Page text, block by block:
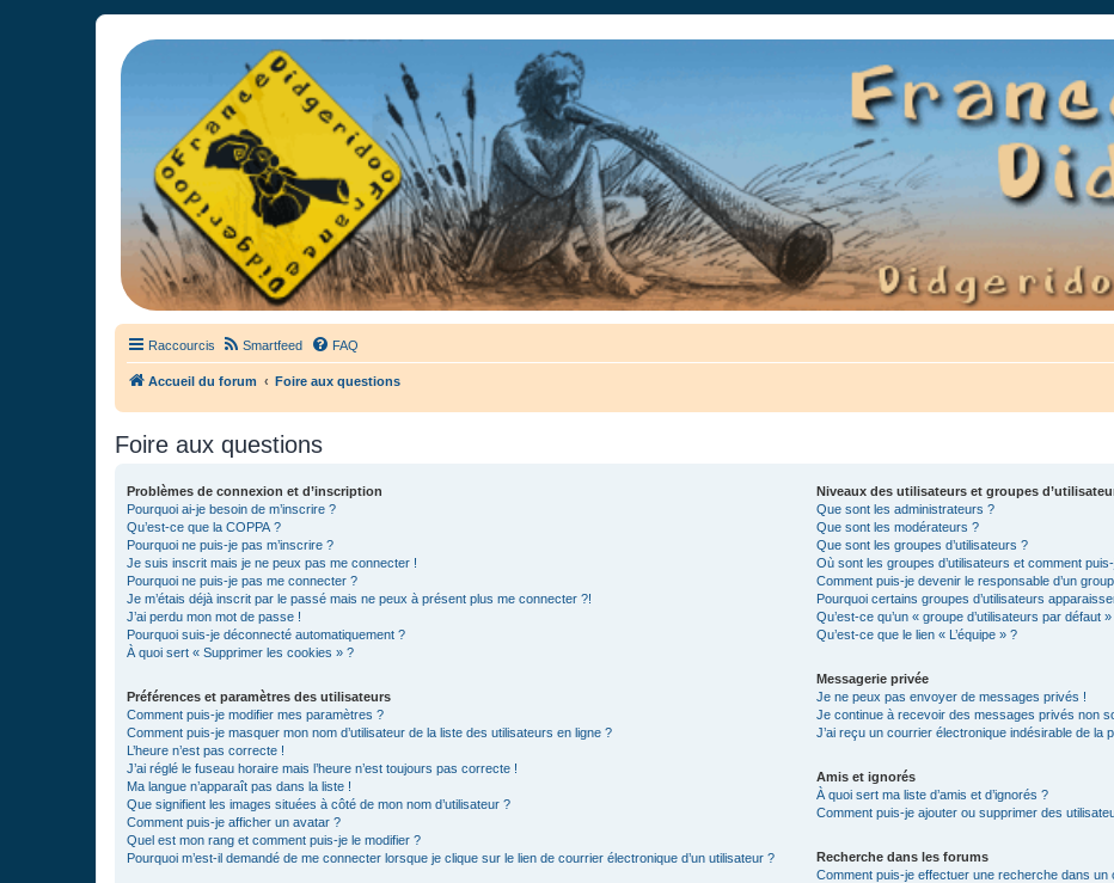
France Didgeridoo
Didgeridoo et Guimbarde sur France Didgeridoo - retrouvez la communauté.
Raccourcis Smartfeed FAQ
Accueil du forum Foire aux questions
Foire aux questions
Problèmes de connexion et d’inscription
Pourquoi ai-je besoin de m’inscrire ?
Qu’est-ce que la COPPA ?
Pourquoi ne puis-je pas m’inscrire ?
Je suis inscrit mais je ne peux pas me connecter !
Pourquoi ne puis-je pas me connecter ?
Je m’étais déjà inscrit par le passé mais ne peux à présent plus me connecter ?!
J’ai perdu mon mot de passe !
Pourquoi suis-je déconnecté automatiquement ?
À quoi sert « Supprimer les cookies » ?
Préférences et paramètres des utilisateurs
Comment puis-je modifier mes paramètres ?
Comment puis-je masquer mon nom d’utilisateur de la liste des utilisateurs en ligne ?
L’heure n’est pas correcte !
J’ai réglé le fuseau horaire mais l’heure n’est toujours pas correcte !
Ma langue n’apparaît pas dans la liste !
Que signifient les images situées à côté de mon nom d’utilisateur ?
Comment puis-je afficher un avatar ?
Quel est mon rang et comment puis-je le modifier ?
Pourquoi m’est-il demandé de me connecter lorsque je clique sur le lien de courrier électronique d’un utilisateur ?
Niveaux des utilisateurs et groupes
Que sont les administrateurs ?
Que sont les modérateurs ?
Que sont les groupes d’utilisateurs ?
Où sont les groupes d’utilisateurs et comment
Comment puis-je devenir le responsable d’un
Pourquoi certains groupes d’utilisateurs
Qu’est-ce qu’un « groupe d’utilisateurs par défaut »
Qu’est-ce que le lien « L’équipe » ?
Messagerie privée
Je ne peux pas envoyer de messages privés !
Je continue à recevoir des messages privés non
J’ai reçu un courrier électronique indésirable de la
Amis et ignorés
À quoi sert ma liste d’amis et d’ignorés ?
Comment puis-je ajouter ou supprimer des
Recherche dans les forums
Comment puis-je effectuer une recherche dans un